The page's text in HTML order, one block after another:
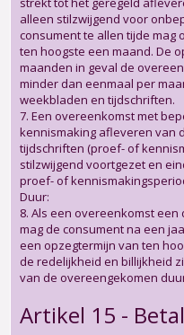
alleen stilzwijgend voor
consument te allen tijde mag
ten hoogste een maand. De
maanden in geval de
minder dan eenmaal per
weekbladen en tijdschriften.
7. Een overeenkomst met
kennismaking afleveren van
tijdschriften (proef- of
stilzwijgend voortgezet en
proef- of
Duur:
8. Als een overeenkomst
mag de consument na een
een opzegtermijn van ten
de redelijkheid en billijkheid
van de overeengekomen
Artikel 15 -